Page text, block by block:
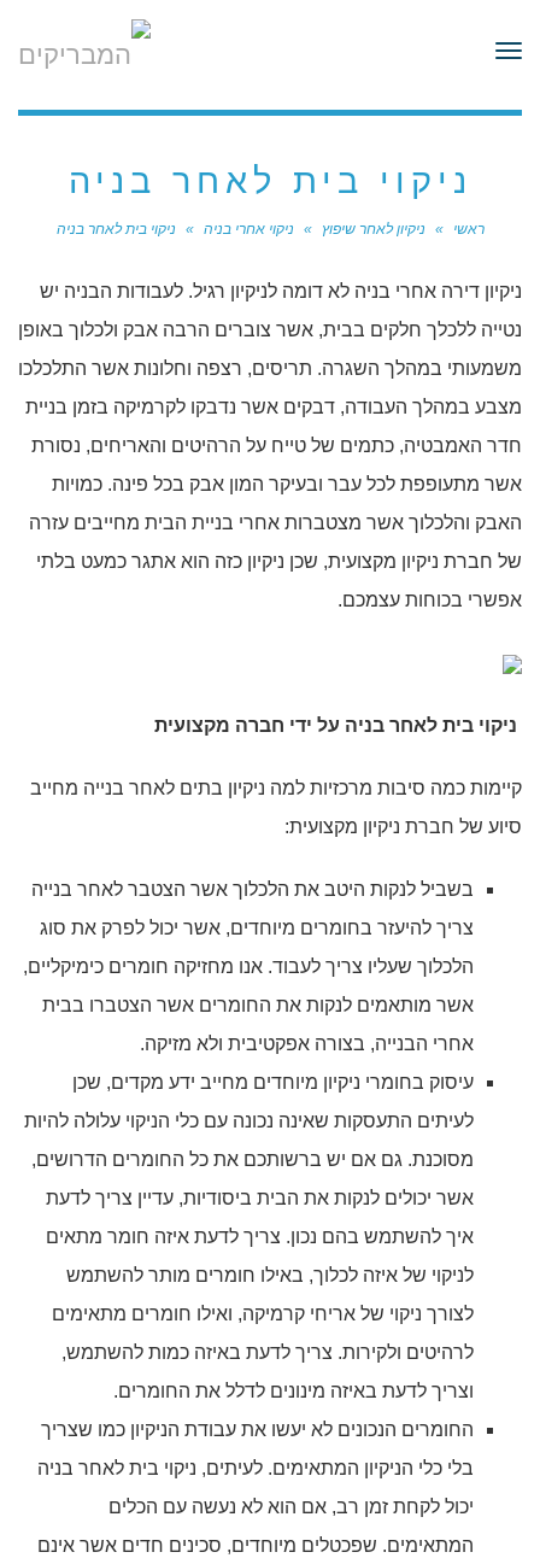
תפריט
ניקוי בית לאחר בניה
ראשי » ניקיון לאחר שיפוץ » ניקוי אחרי בניה » ניקוי בית לאחר בניה
ניקיון דירה אחרי בניה לא דומה לניקיון רגיל. לעבודות הבניה יש
נטייה ללכלך חלקים בבית, אשר צוברים הרבה אבק ולכלוך באופן
משמעותי במהלך השגרה. תריסים, רצפה וחלונות אשר התלכלכו
מצבע במהלך העבודה, דבקים אשר נדבקו לקרמיקה בזמן בניית
חדר האמבטיה, כתמים של טייח על הרהיטים והאריחים, נסורת
אשר מתעופפת לכל עבר ובעיקר המון אבק בכל פינה. כמויות
האבק והלכלוך אשר מצטברות אחרי בניית הבית מחייבים עזרה
של חברת ניקיון מקצועית, שכן ניקיון כזה הוא אתגר כמעט בלתי
אפשרי בכוחות עצמכם.
ניקוי בית לאחר בניה על ידי חברה מקצועית
קיימות כמה סיבות מרכזיות למה ניקיון בתים לאחר בנייה מחייב
סיוע של חברת ניקיון מקצועית:
בשביל לנקות היטב את הלכלוך אשר הצטבר לאחר בנייה
צריך להיעזר בחומרים מיוחדים, אשר יכול לפרק את סוג
הלכלוך שעליו צריך לעבוד. אנו מחזיקה חומרים כימיקליים,
אשר מותאמים לנקות את החומרים אשר הצטברו בבית
אחרי הבנייה, בצורה אפקטיבית ולא מזיקה.
עיסוק בחומרי ניקיון מיוחדים מחייב ידע מקדים, שכן
לעיתים התעסקות שאינה נכונה עם כלי הניקוי עלולה להיות
מסוכנת. גם אם יש ברשותכם את כל החומרים הדרושים,
אשר יכולים לנקות את הבית ביסודיות, עדיין צריך לדעת
איך להשתמש בהם נכון. צריך לדעת איזה חומר מתאים
לניקוי של איזה לכלוך, באילו חומרים מותר להשתמש
לצורך ניקוי של אריחי קרמיקה, ואילו חומרים מתאימים
לרהיטים ולקירות. צריך לדעת באיזה כמות להשתמש,
וצריך לדעת באיזה מינונים לדלל את החומרים.
החומרים הנכונים לא יעשו את עבודת הניקיון כמו שצריך
בלי כלי הניקיון המתאימים. לעיתים, ניקוי בית לאחר בניה
יכול לקחת זמן רב, אם הוא לא נעשה עם הכלים
המתאימים. שפכטלים מיוחדים, סכינים חדים אשר אינם